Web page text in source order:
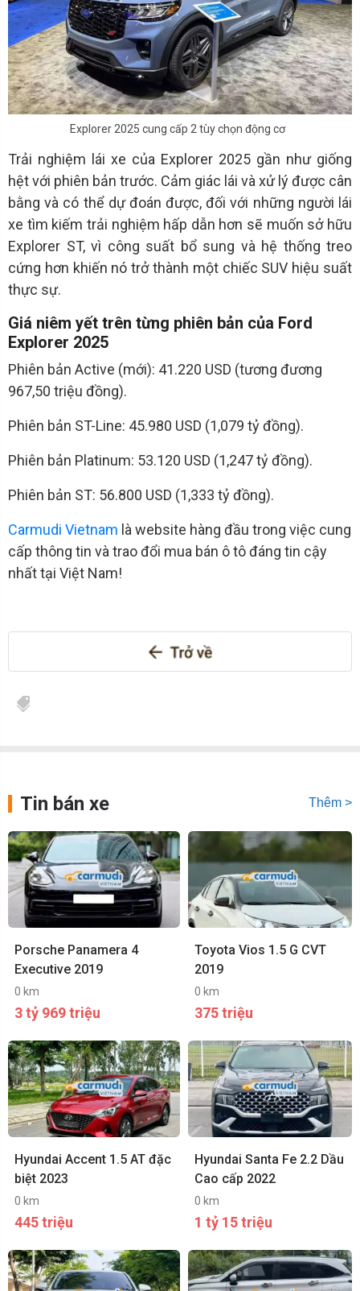
Explorer 2025 cung cấp 2 tùy chọn động cơ
Trải nghiệm lái xe của Explorer 2025 gần như giống
hệt với phiên bản trước. Cảm giác lái và xử lý được cân
bằng và có thể dự đoán được, đối với những người lái
xe tìm kiếm trải nghiệm hấp dẫn hơn sẽ muốn sở hữu
Explorer ST, vì công suất bổ sung và hệ thống treo
cứng hơn khiến nó trở thành một chiếc SUV hiệu suất
thực sự.
Giá niêm yết trên từng phiên bản của Ford
Explorer 2025
Phiên bản Active (mới): 41.220 USD (tương đương
967,50 triệu đồng).
Phiên bản ST-Line: 45.980 USD (1,079 tỷ đồng).
Phiên bản Platinum: 53.120 USD (1,247 tỷ đồng).
Phiên bản ST: 56.800 USD (1,333 tỷ đồng).
Carmudi Vietnam là website hàng đầu trong việc cung
cấp thông tin và trao đổi mua bán ô tô đáng tin cậy
nhất tại Việt Nam!
Tin bán xe Thêm >
Porsche Panamera 4
Executive 2019
0 km
3 tỷ 969 triệu
Toyota Vios 1.5 G CVT
2019
0 km
375 triệu
Hyundai Accent 1.5 AT đặc
biệt 2023
0 km
445 triệu
Hyundai Santa Fe 2.2 Dầu
Cao cấp 2022
0 km
1 tỷ 15 triệu